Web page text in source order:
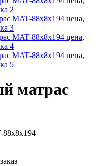
матрас
88x8x194